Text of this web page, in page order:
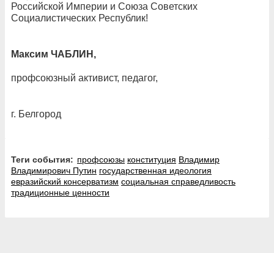
Российской Империи и Союза Советских
Социалистических Республик!
Максим ЧАБЛИН,
профсоюзный активист, педагог,
г. Белгород
Теги события: профсоюзы конституция Владимир
Владимирович Путин государственная идеология
евразийский консерватизм социальная справедливость
традиционные ценности